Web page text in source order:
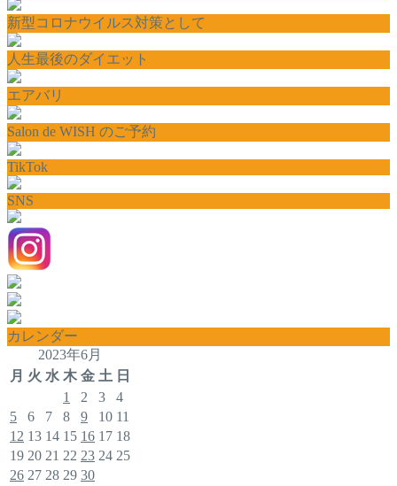
新型コロナウイルス対策として
人生最後のダイエット
エアバリ
Salon de WISH のご予約
TikTok
SNS
カレンダー
2023年6月
月 火 水 木 金 土 日
1
2 3
4
5
6 7 8 9 10 11
12 13 14 15 16 17 18
19 20 21 22 23 24 25
26 27 28 29 30